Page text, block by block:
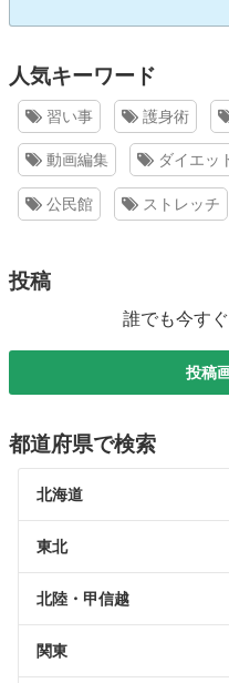
人気キーワード
習い事 護身術
動画編集 ダイエッ
公民館 ストレッチ
投稿
誰でも今す
投稿
都道府県で検索
北海道
東北
北陸・甲信越
関東